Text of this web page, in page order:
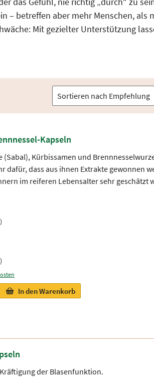
– betreffen aber mehr Menschen, als
Mit gezielter Unterstützung
Kapseln
(Sabal), Kürbissamen und
dafür, dass aus ihnen Extrakte gewonnen
im reiferen Lebensalter sehr geschätzt
In den Warenkorb
der Blasenfunktion.